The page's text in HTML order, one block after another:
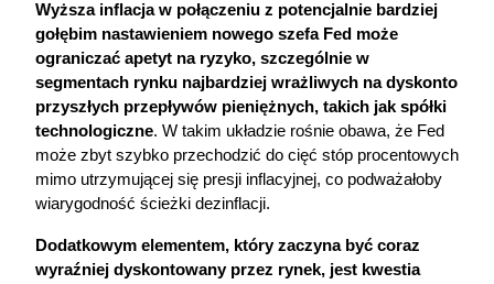
Wyższa inflacja w połączeniu z potencjalnie bardziej
gołębim nastawieniem nowego szefa Fed może
ograniczać apetyt na ryzyko, szczególnie w
segmentach rynku najbardziej wrażliwych na dyskonto
przyszłych przepływów pieniężnych, takich jak spółki
technologiczne. W takim układzie rośnie obawa, że Fed
może zbyt szybko przechodzić do cięć stóp procentowych
mimo utrzymującej się presji inflacyjnej, co podważałoby
wiarygodność ścieżki dezinflacji.
Dodatkowym elementem, który zaczyna być coraz
wyraźniej dyskontowany przez rynek, jest kwestia